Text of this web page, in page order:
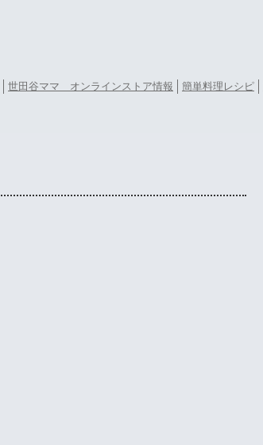
世田谷ママ オンラインストア情報 簡単料理レシピ